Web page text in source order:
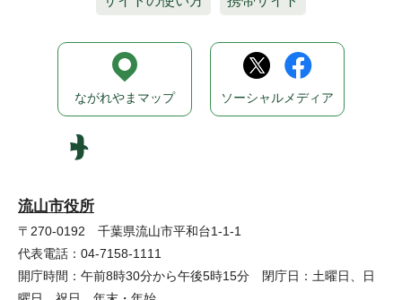
流山市役所
〒270-0192 千葉県流山市平和台1-1-1
代表電話：04-7158-1111
開庁時間：午前8時30分から午後5時15分 閉庁日：土曜日、日
ながれやまマップ ソーシャルメディア